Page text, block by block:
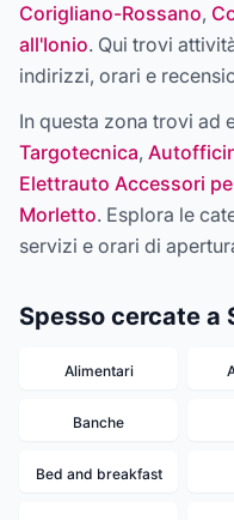
Corigliano-Rossano,
all'Ionio. Qui trovi
indirizzi, orari e
In questa zona trovi ad
Targotecnica,
Elettrauto Accessori
Morletto. Esplora le
servizi e orari di
Spesso cercate a
Alimentari
Banche
Bed and breakfast